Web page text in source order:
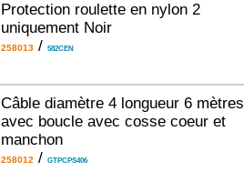
Protection roulette en nylon 2
uniquement Noir
258013/ 582CEN
Câble diamètre 4 longueur 6 mètres
avec boucle avec cosse coeur et
manchon
258012/ GTPCPS406